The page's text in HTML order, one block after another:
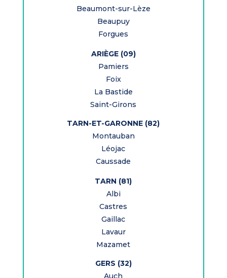
Beaumont-sur-Lèze
Beaupuy
Forgues
ARIÈGE (09)
Pamiers
Foix
La Bastide
Saint-Girons
TARN-ET-GARONNE (82)
Montauban
Léojac
Caussade
TARN (81)
Albi
Castres
Gaillac
Lavaur
Mazamet
GERS (32)
Auch